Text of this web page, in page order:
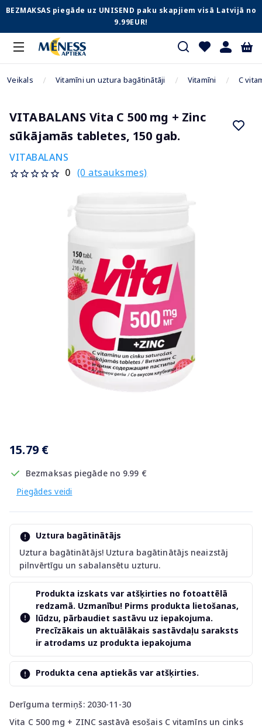
BEZMAKSAS piegāde uz UNISEND paku skapjiem visā Latvijā no
9.99EUR!
Veikals Vitamīni un uztura bagātinātāji Vitamīni C
VITABALANS Vita C 500 mg + Zinc
sūkājamās tabletes, 150 gab.
VITABALANS
0 (0 atsauksmes)
15.79 €
Bezmaksas piegāde no 9.99 €
Piegādes veidi
Derīguma termiņš: 2030-11-30
Vita C 500 mg + ZINC sastāvā esošais C vitamīns un cinks
Uztura bagātinātājs
Uztura bagātinātājs! Uztura bagātinātājs neaizstāj
pilnvērtīgu un sabalansētu uzturu.
Produkta izskats var atšķirties no fotoattēlā
redzamā. Uzmanību! Pirms produkta lietošanas,
lūdzu, pārbaudiet sastāvu uz iepakojuma.
Precīzākais un aktuālākais sastāvdaļu saraksts
ir atrodams uz produkta iepakojuma
Produkta cena aptiekās var atšķirties.